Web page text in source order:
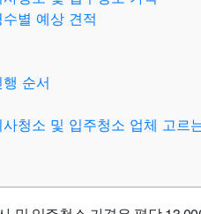
별 예상 견적
순서
청소 및 입주청소 업체 고르